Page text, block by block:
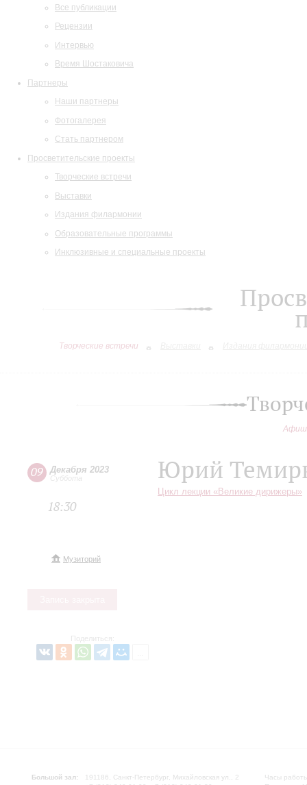
Все публикации
Рецензии
Интервью
Время Шостаковича
Партнеры
Наши партнеры
Фотогалерея
Стать партнером
Просветительские проекты
Творческие встречи
Выставки
Издания филармонии
Образовательные программы
Инклюзивные и специальные проекты
Творческие встречи
09 Декабря 2023
Суббота
18:30
Музиторий
Поделиться:
Юрий
Цикл лекции «Великие дирижеры»
Большой зал:
191186, Санкт-Петербург, Михайловская ул., 2
Часы